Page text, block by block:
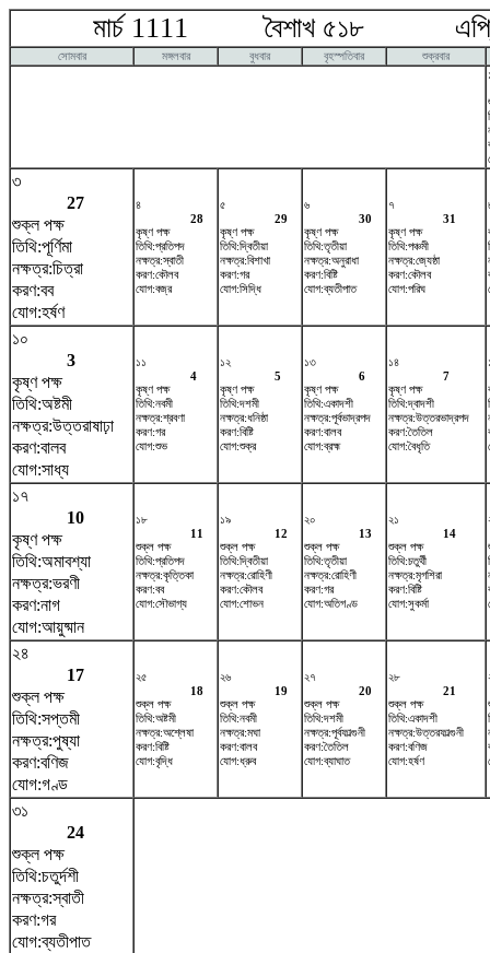
মার্চ 1111 বৈশাখ ৫১৮
সোমবার মঙ্গলবার বুধবার বৃহস্পতিবার
শুক্রবার
৩
27
শুক্ল পক্ষ
তিথি:পূর্ণিমা
নক্ষত্র:চিত্রা
করণ:বব
যোগ:হর্ষণ
৪
28
কৃষ্ণ পক্ষ
তিথি:প্রতিপদ
নক্ষত্র:স্বাতী
করণ:কৌলব
যোগ:বজ্র
৫
29
কৃষ্ণ পক্ষ
তিথি:দ্বিতীয়া
নক্ষত্র:বিশাখা
করণ:গর
যোগ:সিদ্ধি
৬
30
কৃষ্ণ পক্ষ
তিথি:তৃতীয়া
নক্ষত্র:অনুরাধা
করণ:বিষ্টি
যোগ:ব্যতীপাত
৭
31
কৃষ্ণ পক্ষ
তিথি:পঞ্চমী
নক্ষত্র:জ্যেষ্ঠা
করণ:কৌলব
যোগ:পরিঘ
১০
3
কৃষ্ণ পক্ষ
তিথি:অষ্টমী
নক্ষত্র:উত্তরাষাঢ়া
করণ:বালব
যোগ:সাধ্য
১১
4
কৃষ্ণ পক্ষ
তিথি:নবমী
নক্ষত্র:শ্রবণা
করণ:গর
যোগ:শুভ
১২
5
কৃষ্ণ পক্ষ
তিথি:দশমী
নক্ষত্র:ধনিষ্ঠা
করণ:বিষ্টি
যোগ:শুক্র
১৩
6
কৃষ্ণ পক্ষ
তিথি:একাদশী
নক্ষত্র:পূর্বভাদ্রপদ
করণ:বালব
যোগ:ব্রহ্ম
১৪
7
কৃষ্ণ পক্ষ
তিথি:দ্বাদশী
নক্ষত্র:উত্তরভাদ্রপদ
করণ:তৈতিল
যোগ:বৈধৃতি
১৭
10
কৃষ্ণ পক্ষ
তিথি:অমাবশ্যা
নক্ষত্র:ভরণী
করণ:নাগ
যোগ:আয়ুষ্মান
১৮
11
শুক্ল পক্ষ
তিথি:প্রতিপদ
নক্ষত্র:কৃত্তিকা
করণ:বব
যোগ:সৌভাগ্য
১৯
12
শুক্ল পক্ষ
তিথি:দ্বিতীয়া
নক্ষত্র:রোহিণী
করণ:কৌলব
যোগ:শোভন
২০
13
শুক্ল পক্ষ
তিথি:তৃতীয়া
নক্ষত্র:রোহিণী
করণ:গর
যোগ:অতিগণ্ড
২১
14
শুক্ল পক্ষ
তিথি:চতুর্থী
নক্ষত্র:মৃগশিরা
করণ:বিষ্টি
যোগ:সুকর্মা
২৪
17
শুক্ল পক্ষ
তিথি:সপ্তমী
নক্ষত্র:পুষ্যা
করণ:বণিজ
যোগ:গণ্ড
২৫
18
শুক্ল পক্ষ
তিথি:অষ্টমী
নক্ষত্র:অশ্লেষা
করণ:বিষ্টি
যোগ:বৃদ্ধি
২৬
19
শুক্ল পক্ষ
তিথি:নবমী
নক্ষত্র:মঘা
করণ:বালব
যোগ:ধ্রুব
২৭
20
শুক্ল পক্ষ
তিথি:দশমী
নক্ষত্র:পূর্বফাল্গুনী
করণ:তৈতিল
যোগ:ব্যাঘাত
২৮
21
শুক্ল পক্ষ
তিথি:একাদশী
নক্ষত্র:উত্তরফাল্গুনী
করণ:বণিজ
যোগ:হর্ষণ
৩১
24
শুক্ল পক্ষ
তিথি:চতুর্দশী
নক্ষত্র:স্বাতী
করণ:গর
যোগ:ব্যতীপাত